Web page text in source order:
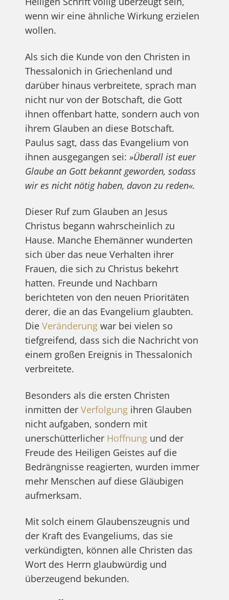
wenn wir eine ähnliche Wirkung erzielen
wollen.
Als sich die Kunde von den Christen in
Thessalonich in Griechenland und
darüber hinaus verbreitete, sprach man
nicht nur von der Botschaft, die Gott
ihnen offenbart hatte, sondern auch von
ihrem Glauben an diese Botschaft.
Paulus sagt, dass das Evangelium von
ihnen ausgegangen sei: »Überall ist euer
Glaube an Gott bekannt geworden, sodass
wir es nicht nötig haben, davon zu reden«.
Dieser Ruf zum Glauben an Jesus
Christus begann wahrscheinlich zu
Hause. Manche Ehemänner wunderten
sich über das neue Verhalten ihrer
Frauen, die sich zu Christus bekehrt
hatten. Freunde und Nachbarn
berichteten von den neuen Prioritäten
derer, die an das Evangelium glaubten.
Die Veränderungwar bei vielen so
tiefgreifend, dass sich die Nachricht von
einem großen Ereignis in Thessalonich
verbreitete.
Besonders als die ersten Christen
inmitten der Verfolgungihren Glauben
nicht aufgaben, sondern mit
unerschütterlicher Hoffnungund der
Freude des Heiligen Geistes auf die
Bedrängnisse reagierten, wurden immer
mehr Menschen auf diese Gläubigen
aufmerksam.
Mit solch einem Glaubenszeugnis und
der Kraft des Evangeliums, das sie
verkündigten, können alle Christen das
Wort des Herrn glaubwürdig und
überzeugend bekunden.